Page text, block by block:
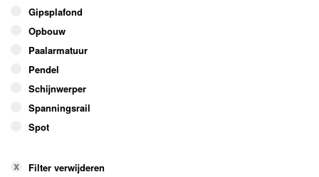
Gipsplafond
Opbouw
Paalarmatuur
Pendel
Schijnwerper
Spanningsrail
Spot
Filter verwijderen